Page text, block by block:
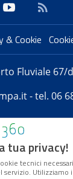
& Cookie
Fluviale 67/
- tel. 06
stampa del
2008 -
tua privacy!
tecnici
servizio.